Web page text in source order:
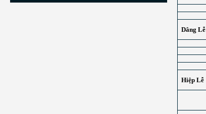
Dâng Lễ
Hiệp Lễ